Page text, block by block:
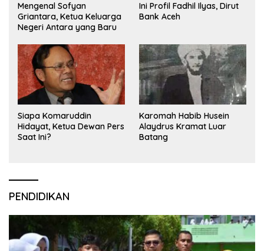
Mengenal Sofyan
Griantara, Ketua Keluarga
Negeri Antara yang Baru
Ini Profil Fadhil Ilyas, Dirut
Bank Aceh
Siapa Komaruddin
Hidayat, Ketua Dewan Pers
Saat Ini?
Karomah Habib Husein
Alaydrus Kramat Luar
Batang
PENDIDIKAN